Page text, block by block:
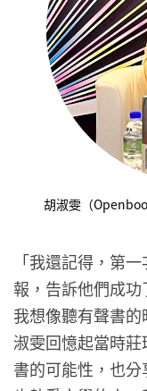
胡淑雯（
「我還記得，第
報，告訴他們成功
我想像聽有聲書
淑雯回憶起當時
書的可能性，也分